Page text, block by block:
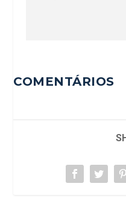
COMENTÁRIOS